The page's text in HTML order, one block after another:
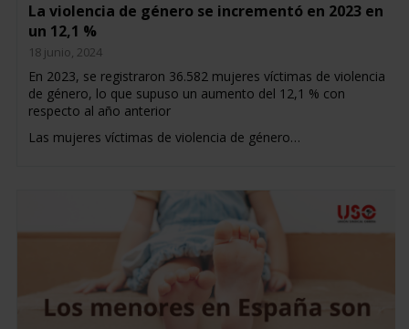
La violencia de género se incrementó en 2023 en
un 12,1 %
18 junio, 2024
En 2023, se registraron 36.582 mujeres víctimas de violencia
de género, lo que supuso un aumento del 12,1 % con
respecto al año anterior
Las mujeres víctimas de violencia de género…